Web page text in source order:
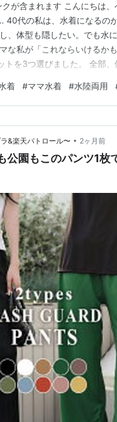
が含まれます こんにちは
40代の私は、水着になるの
、体型も隠したい。でも水
な私が「これならいけるか
トを3つ選びました。 全部、
セット。 ラッシュガードに
っても動きや…
着 #ママ水着 #水陸両用
&楽天パトロール〜 • 2ヶ月前
公園もこのパンツ1枚